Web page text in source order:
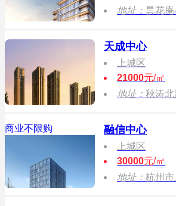
地址：昙花庵
天成中心
上城区
21000元/㎡
地址：秋涛
商业不限购 融信中心
上城区
30000元/㎡
地址：杭州市上城区艮